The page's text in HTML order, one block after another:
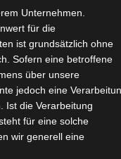
Unternehmen.
für die
ist grundsätzlich ohne
Sofern eine betroffene
über unsere
jedoch eine
Ist die Verarbeitung
für eine solche
wir generell eine